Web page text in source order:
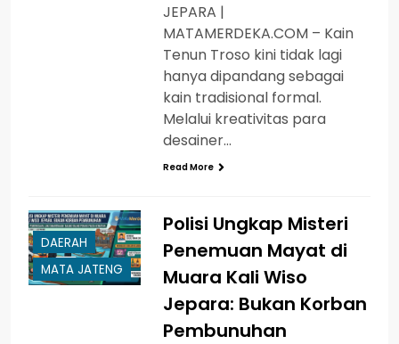
JEPARA |
MATAMERDEKA.COM – Kain
Tenun Troso kini tidak lagi
hanya dipandang sebagai
kain tradisional formal.
Melalui kreativitas para
desainer…
Read More
DAERAH
MATA JATENG
Polisi Ungkap Misteri
Penemuan Mayat di
Muara Kali Wiso
Jepara: Bukan Korban
Pembunuhan